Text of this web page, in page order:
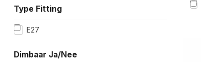
Type Fitting
E27
Dimbaar Ja/Nee